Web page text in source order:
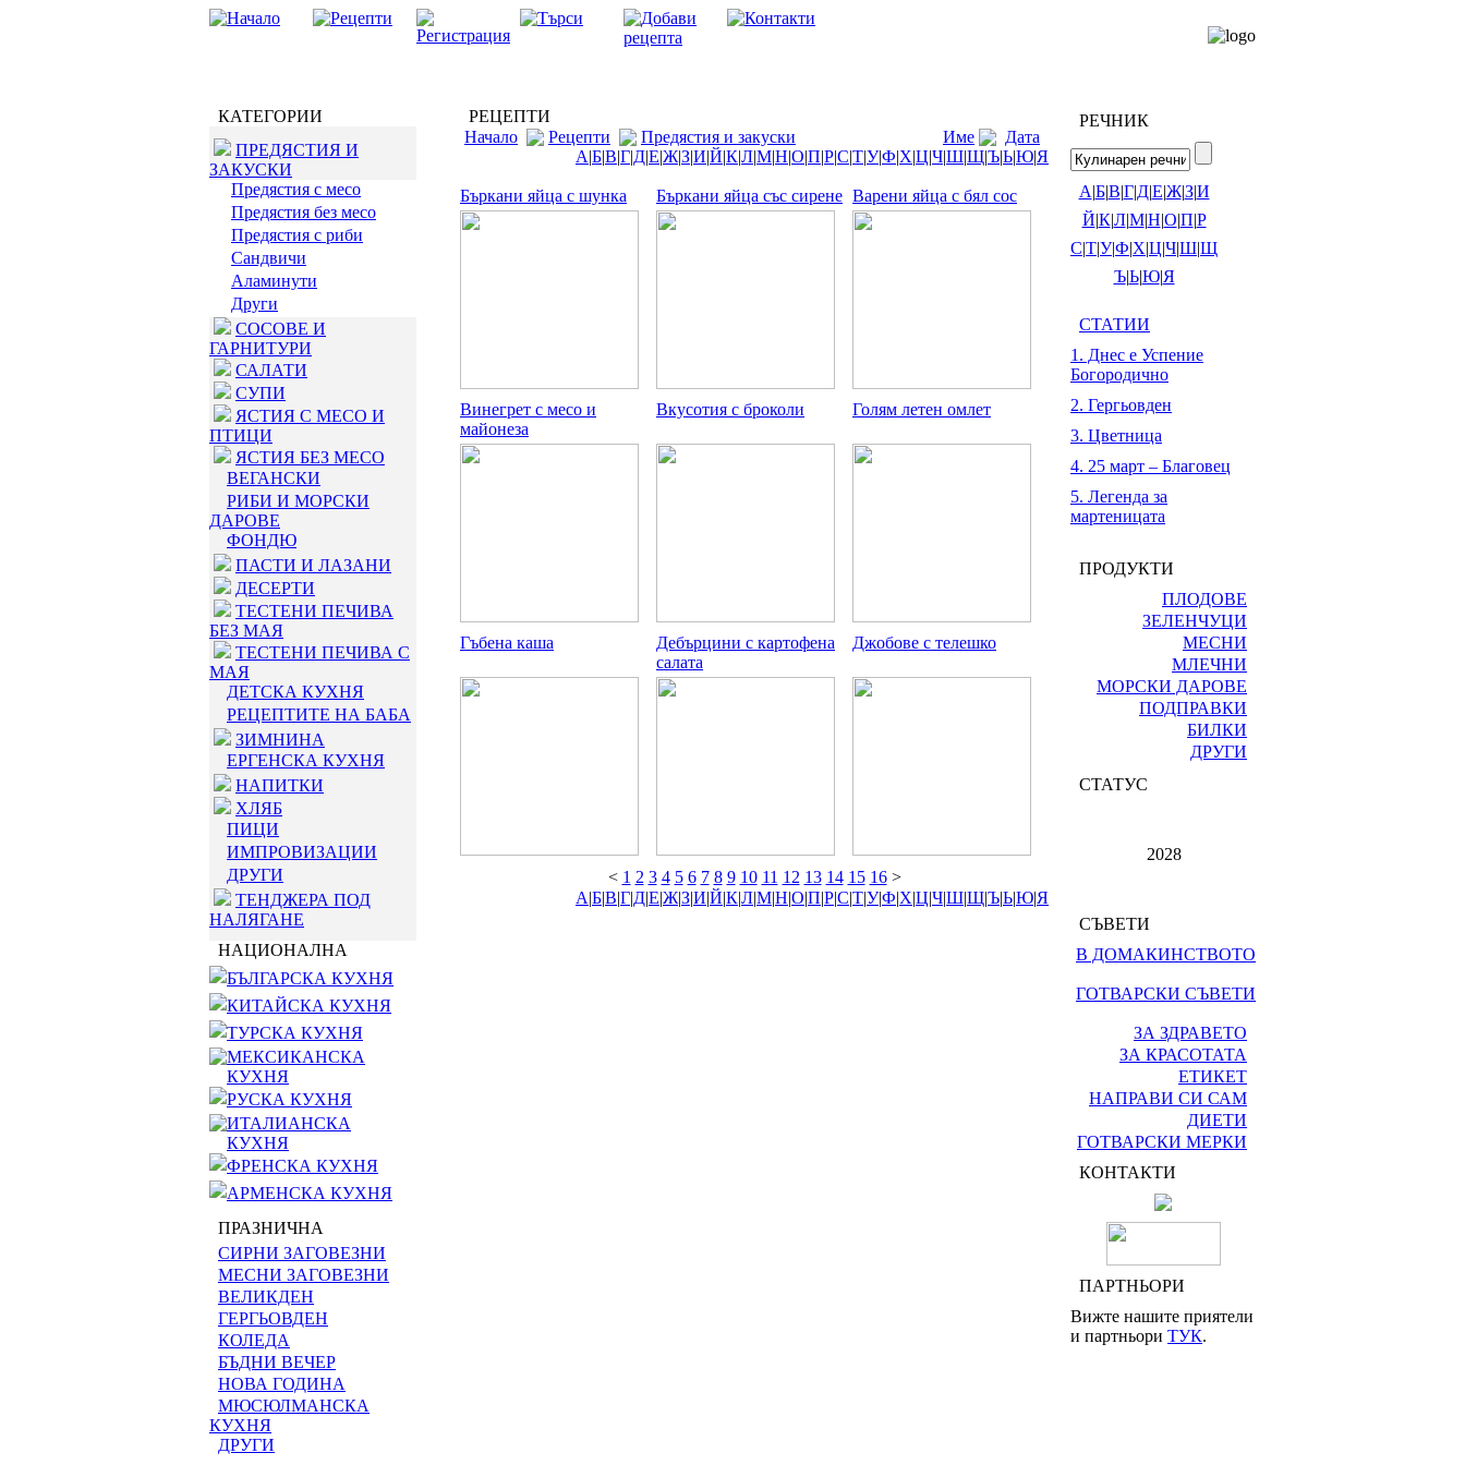
КАТЕГОРИИ
ПРЕДЯСТИЯ И
ЗАКУСКИ
Предястия с месо
Предястия без месо
Предястия с риби
Сандвичи
Аламинути
Други
СОСОВЕ И
ГАРНИТУРИ
САЛАТИ
СУПИ
ЯСТИЯ С МЕСО И
ПТИЦИ
ЯСТИЯ БЕЗ МЕСО
ВЕГАНСКИ
РИБИ И МОРСКИ
ДАРОВЕ
ФОНДЮ
ПАСТИ И ЛАЗАНИ
ДЕСЕРТИ
ТЕСТЕНИ ПЕЧИВА
БЕЗ МАЯ
ТЕСТЕНИ ПЕЧИВА С
МАЯ
ДЕТСКА КУХНЯ
РЕЦЕПТИТЕ НА БАБА
ЗИМНИНА
ЕРГЕНСКА КУХНЯ
НАПИТКИ
ХЛЯБ
ПИЦИ
ИМПРОВИЗАЦИИ
ДРУГИ
ТЕНДЖЕРА ПОД
НАЛЯГАНЕ
НАЦИОНАЛНА
БЪЛГАРСКА КУХНЯ
КИТАЙСКА КУХНЯ
ТУРСКА КУХНЯ
МЕКСИКАНСКА
КУХНЯ
РУСКА КУХНЯ
ИТАЛИАНСКА
КУХНЯ
ФРЕНСКА КУХНЯ
АРМЕНСКА КУХНЯ
ПРАЗНИЧНА
СИРНИ ЗАГОВЕЗНИ
МЕСНИ ЗАГОВЕЗНИ
ВЕЛИКДЕН
ГЕРГЬОВДЕН
КОЛЕДА
БЪДНИ ВЕЧЕР
НОВА ГОДИНА
МЮСЮЛМАНСКА
КУХНЯ
ДРУГИ
РЕЦЕПТИ
Начало
Рецепти Предястия и закуски Име
Дата
А|Б|В|Г|Д|Е|Ж|З|И|Й|К|Л|М|Н|О|П|Р|С|Т|У|Ф|Х|Ц|Ч|Ш|Щ|Ъ|Ь|Ю|Я
Бъркани яйца с шунка Бъркани яйца със сирене Варени яйца с бял сос
Винегрет с месо и
майонеза
Вкусотия с броколи Голям летен омлет
Гъбена каша
Дебърцини с картофена
салата
Джобове с телешко
< 1 2 3 4 5 6 7 8 9 10 11 12 13 14 15 16>
А|Б|В|Г|Д|Е|Ж|З|И|Й|К|Л|М|Н|О|П|Р|С|Т|У|Ф|Х|Ц|Ч|Ш|Щ|Ъ|Ь|Ю|Я
РЕЧНИК
А|Б|В|Г|Д|Е|Ж|З|И
Й|К|Л|М|Н|О|П|Р
С|Т|У|Ф|Х|Ц|Ч|Ш|Щ
Ъ|Ь|Ю|Я
СТАТИИ
1. Днес е Успение
Богородично
2. Гергьовден
3. Цветница
4. 25 март – Благовец
5. Легенда за
мартеницата
ПРОДУКТИ
ПЛОДОВЕ
ЗЕЛЕНЧУЦИ
МЕСНИ
МЛЕЧНИ
МОРСКИ ДАРОВЕ
ПОДПРАВКИ
БИЛКИ
ДРУГИ
СТАТУС
2028
СЪВЕТИ
В ДОМАКИНСТВОТО
ГОТВАРСКИ СЪВЕТИ
ЗА ЗДРАВЕТО
ЗА КРАСОТАТА
ЕТИКЕТ
НАПРАВИ СИ САМ
ДИЕТИ
ГОТВАРСКИ МЕРКИ
КОНТАКТИ
ПАРТНЬОРИ
Вижте нашите приятели
и партньори ТУК.